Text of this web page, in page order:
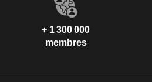
+ 1 300 000
membres